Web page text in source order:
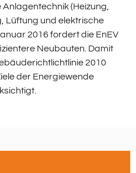
(Heizung,
Lüftung und elektrische
2016 fordert die EnEV
Neubauten. Damit
2010
der Energiewende